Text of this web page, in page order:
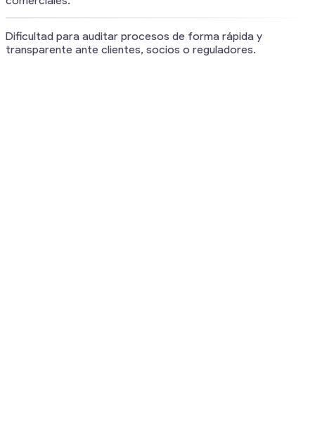
Dificultad para auditar procesos de forma rápida y
transparente ante clientes, socios o reguladores.